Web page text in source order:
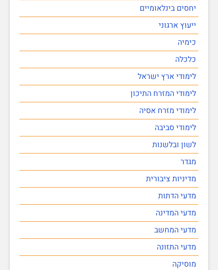
יחסים בינלאומיים
ייעוץ ארגוני
כימיה
כלכלה
לימודי ארץ ישראל
לימודי המזרח התיכון
לימודי מזרח אסיה
לימודי סביבה
לשון ובלשנות
מגדר
מדיניות ציבורית
מדעי הדתות
מדעי המדינה
מדעי המחשב
מדעי התזונה
מוסיקה